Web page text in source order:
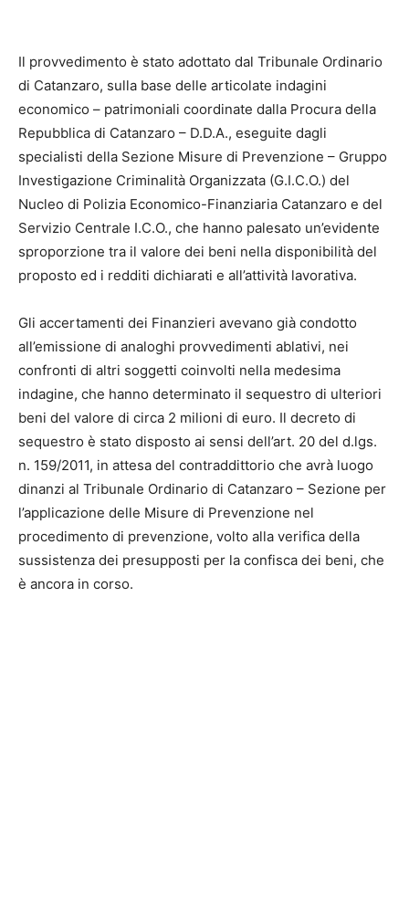
Il provvedimento è stato adottato dal Tribunale Ordinario
di Catanzaro, sulla base delle articolate indagini
economico – patrimoniali coordinate dalla Procura della
Repubblica di Catanzaro – D.D.A., eseguite dagli
specialisti della Sezione Misure di Prevenzione – Gruppo
Investigazione Criminalità Organizzata (G.I.C.O.) del
Nucleo di Polizia Economico-Finanziaria Catanzaro e del
Servizio Centrale I.C.O., che hanno palesato un’evidente
sproporzione tra il valore dei beni nella disponibilità del
proposto ed i redditi dichiarati e all’attività lavorativa.
Gli accertamenti dei Finanzieri avevano già condotto
all’emissione di analoghi provvedimenti ablativi, nei
confronti di altri soggetti coinvolti nella medesima
indagine, che hanno determinato il sequestro di ulteriori
beni del valore di circa 2 milioni di euro. Il decreto di
sequestro è stato disposto ai sensi dell’art. 20 del d.lgs.
n. 159/2011, in attesa del contraddittorio che avrà luogo
dinanzi al Tribunale Ordinario di Catanzaro – Sezione per
l’applicazione delle Misure di Prevenzione nel
procedimento di prevenzione, volto alla verifica della
sussistenza dei presupposti per la confisca dei beni, che
è ancora in corso.